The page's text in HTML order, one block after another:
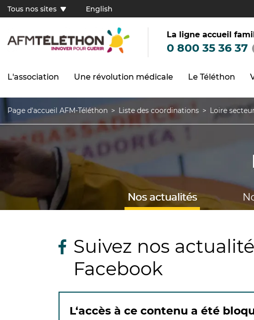
contenu
Tous
sites
(FR)
Tous nos sites English
La ligne accueil
0 800 35 36 37
Navigation
L'association Une révolution médicale Le Téléthon
Fil
d'Ariane
Page d'accueil AFM-Téléthon Liste des coordinations Loire
Nos actualités
Suivez nos
Facebook
L‘accès à ce contenu a été